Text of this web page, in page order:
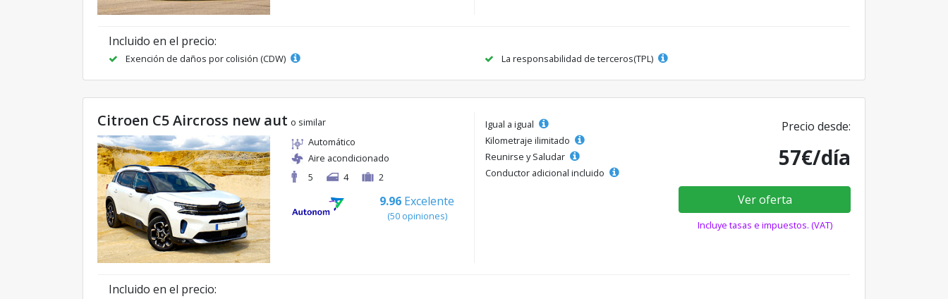
Incluido en el precio:
Exención de daños por colisión (CDW) La responsabilidad de terceros(TPL)
Citroen C5 Aircross new aut o similar
Automático
Aire acondicionado
5
4 2
9.96 Excelente
(50 opiniones)
Igual a igual
Kilometraje ilimitado
Reunirse y Saludar
Conductor adicional incluido
Precio desde:
57€/día
Ver oferta
Incluye tasas e impuestos. (VAT)
Incluido en el precio: